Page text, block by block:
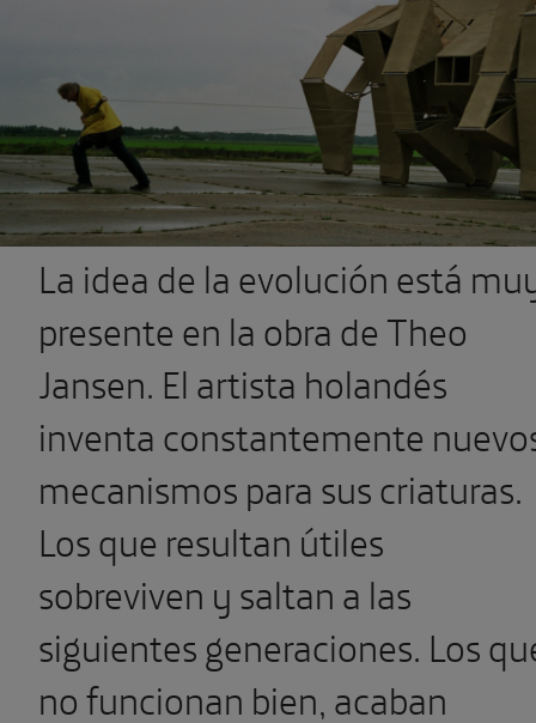
La idea de la evolución está
presente en la obra de Theo
Jansen. El artista holandés
inventa constantemente
mecanismos para sus criaturas.
Los que resultan útiles
sobreviven y saltan a las
siguientes generaciones. Los
no funcionan bien, acaban